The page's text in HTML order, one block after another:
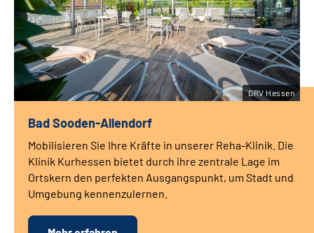
Bad Sooden-Allendorf
Mobilisieren Sie Ihre Kräfte in unserer Reha-Klinik. Die
Klinik Kurhessen bietet durch ihre zentrale Lage im
Ortskern den perfekten Ausgangspunkt, um Stadt und
Umgebung kennenzulernen.
DRV Hessen